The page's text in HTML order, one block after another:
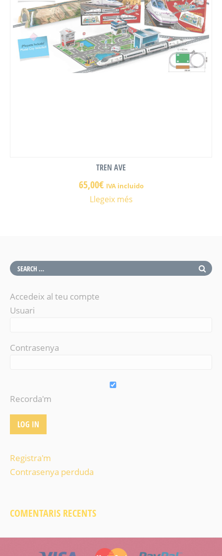
TREN AVE
65,00€ IVA incluido
Llegeix més
Accedeix al teu compte
Usuari
Contrasenya
Recorda'm
Registra'm
Contrasenya perduda
COMENTARIS RECENTS